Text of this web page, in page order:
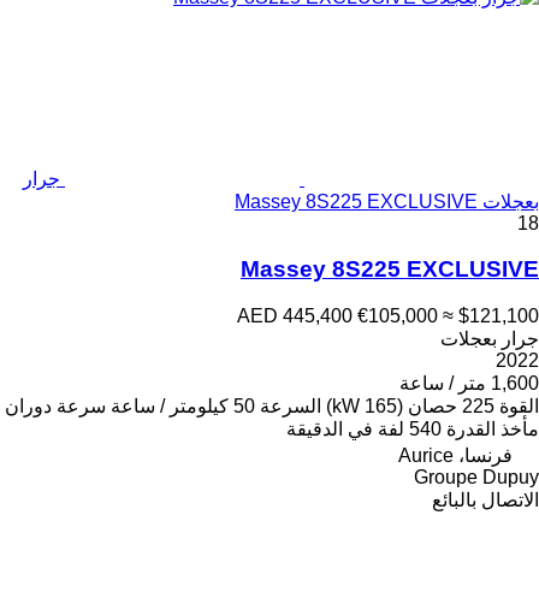
جرار
بعجلات Massey 8S225 EXCLUSIVE
18
Massey 8S225 EXCLUSIVE
AED 445,400 €105,000 ≈ $121,100
جرار بعجلات
2022
1,600 متر / ساعة
القوة 225 حصان (165 kW) السرعة 50 كيلومتر / ساعة
سرعة دوران
مأخذ القدرة 540 لفة في الدقيقة
فرنسا، Aurice
Groupe Dupuy
الاتصال بالبائع